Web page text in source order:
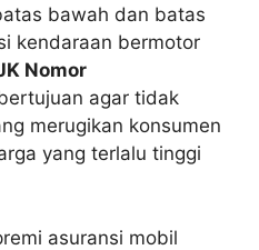
bawah dan batas
kendaraan bermotor
Nomor
agar tidak
merugikan konsumen
yang terlalu tinggi
asuransi mobil